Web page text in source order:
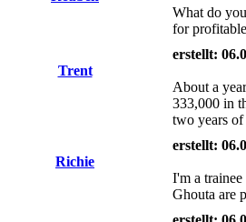
What do
for
Trent
erstellt:
About a
333,000 in
two years
Richie
erstellt:
I'm a
Ghouta are